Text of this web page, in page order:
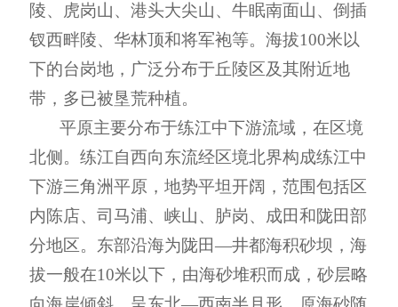
陵、虎岗山、港头大尖山、牛眠南面山、倒插
钗西畔陵、华林顶和将军袍等。海拔100米以
下的台岗地，广泛分布于丘陵区及其附近地
带，多已被垦荒种植。
平原主要分布于练江中下游流域，在区境
北侧。练江自西向东流经区境北界构成练江中
下游三角洲平原，地势平坦开阔，范围包括区
内陈店、司马浦、峡山、胪岗、成田和陇田部
分地区。东部沿海为陇田—井都海积砂坝，海
拔一般在10米以下，由海砂堆积而成，砂层略